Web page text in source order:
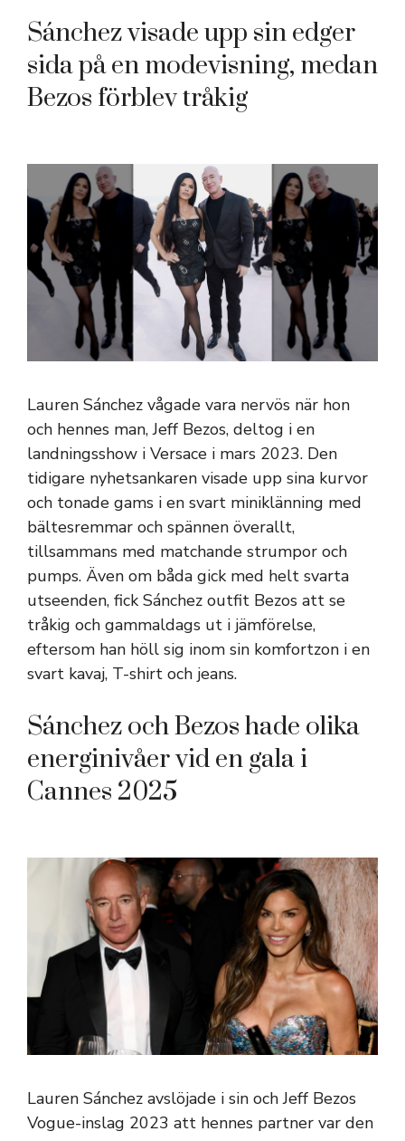
Sánchez visade upp sin edger
sida på en modevisning, medan
Bezos förblev tråkig
Lauren Sánchez vågade vara nervös när hon
och hennes man, Jeff Bezos, deltog i en
landningsshow i Versace i mars 2023. Den
tidigare nyhetsankaren visade upp sina kurvor
och tonade gams i en svart miniklänning med
bältesremmar och spännen överallt,
tillsammans med matchande strumpor och
pumps. Även om båda gick med helt svarta
utseenden, fick Sánchez outfit Bezos att se
tråkig och gammaldags ut i jämförelse,
eftersom han höll sig inom sin komfortzon i en
svart kavaj, T-shirt och jeans.
Sánchez och Bezos hade olika
energinivåer vid en gala i
Cannes 2025
Lauren Sánchez avslöjade i sin och Jeff Bezos
Vogue-inslag 2023 att hennes partner var den